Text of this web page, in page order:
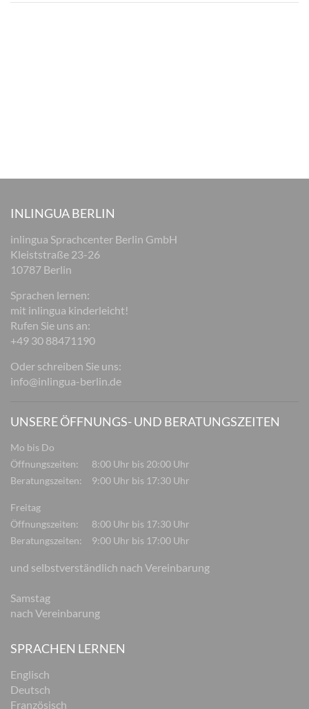
INLINGUA BERLIN
inlingua Sprachcenter Berlin GmbH
Kleiststraße 23-26
10787 Berlin
Sprachen lernen:
mit inlingua kinderleicht!
Rufen Sie uns an:
+49 30 88471190
Oder schreiben Sie uns:
info@inlingua-berlin.de
UNSERE ÖFFNUNGS- UND BERATUNGSZEITEN
Mo bis Do
Öffnungszeiten:
8:00 Uhr bis 20:00 Uhr
Beratungszeiten:
9:00 Uhr bis 17:30 Uhr
Freitag
Öffnungszeiten:
8:00 Uhr bis 17:30 Uhr
Beratungszeiten:
9:00 Uhr bis 17:00 Uhr
und selbstverständlich nach Vereinbarung
Samstag
nach Vereinbarung
SPRACHEN LERNEN
Englisch
Deutsch
Französisch